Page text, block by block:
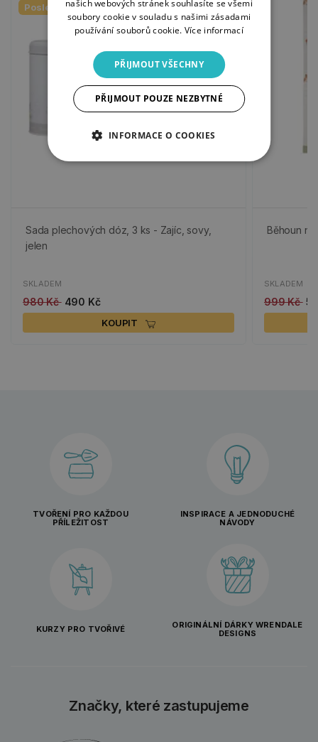
Poslední kusy
Sada plechových dóz, 3 ks - Zajíc, sovy,
jelen
SKLADEM
980 Kč 490 Kč
KOUPIT
Běhoun
SKLADEM
999 Kč
TVOŘENÍ PRO KAŽDOU
PŘÍLEŽITOST
INSPIRACE A JEDNODUCHÉ
NÁVODY
KURZY PRO TVOŘIVÉ
ORIGINÁLNÍ DÁRKY WRENDALE
DESIGNS
Značky, které zastupujeme
našich webových stránek souhlasíte se všemi
soubory cookie v souladu s našimi zásadami
používání souborů cookie. Více informací
PŘIJMOUT VŠECHNY
PŘIJMOUT POUZE NEZBYTNÉ
INFORMACE O COOKIES